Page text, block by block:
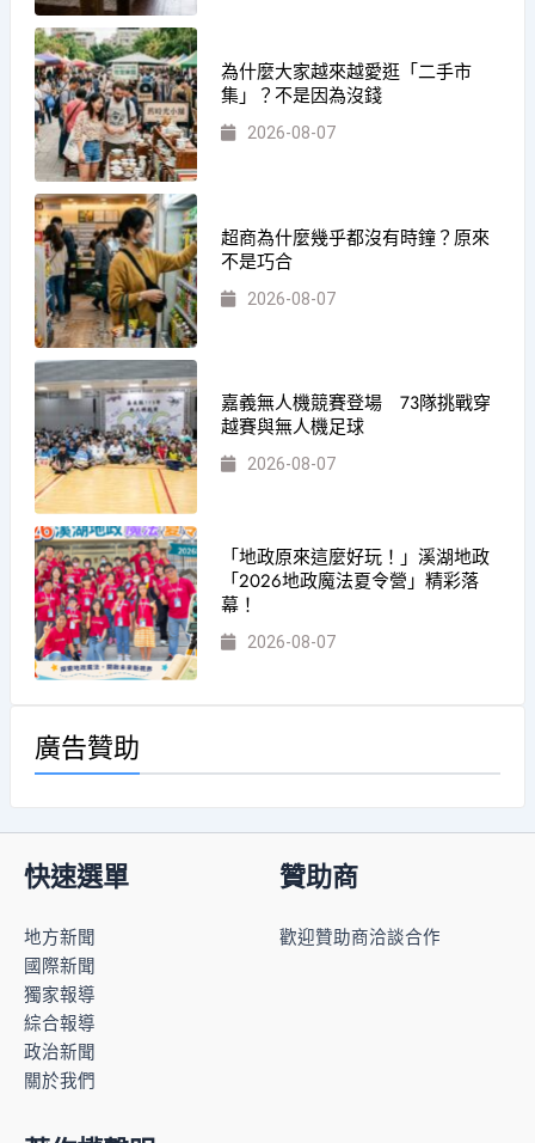
為什麼大家越來越愛逛「二手市
集」？不是因為沒錢
2026-08-07
超商為什麼幾乎都沒有時鐘？原來
不是巧合
2026-08-07
嘉義無人機競賽登場 73隊挑戰穿
越賽與無人機足球
2026-08-07
「地政原來這麼好玩！」溪湖地政
「2026地政魔法夏令營」精彩落
幕！
2026-08-07
廣告贊助
快速選單
地方新聞
國際新聞
獨家報導
綜合報導
政治新聞
關於我們
贊助商
歡迎贊助商洽談合作